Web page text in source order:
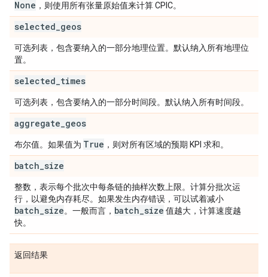
None ，则使用所有张量原始值来计算 CPIC。
selected geos
可选列表，包含要纳入的一部分地理位置。默认纳入所有地理位
置。
selected times
可选列表，包含要纳入的一部分时间段。默认纳入所有时间段。
aggregate geos
布尔值。如果值为 True ，则对所有区域的预期 KPI 求和。
batch size
整数，表示每个批次中每条链的抽样次数上限。计算分批次运
行，以避免内存耗尽。如果发生内存错误，可以试着减小
batch size。一般而言， batch size 值越大，计算速度越
快。
返回结果